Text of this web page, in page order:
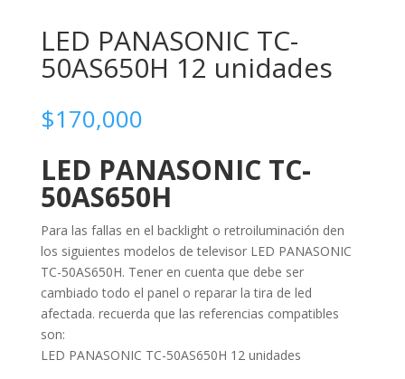
LED PANASONIC TC-
50AS650H 12 unidades
$170,000
LED PANASONIC TC-
50AS650H
Para las fallas en el backlight o retroiluminación den
los siguientes modelos de televisor LED PANASONIC
TC-50AS650H. Tener en cuenta que debe ser
cambiado todo el panel o reparar la tira de led
afectada. recuerda que las referencias compatibles
son:
LED PANASONIC TC-50AS650H 12 unidades